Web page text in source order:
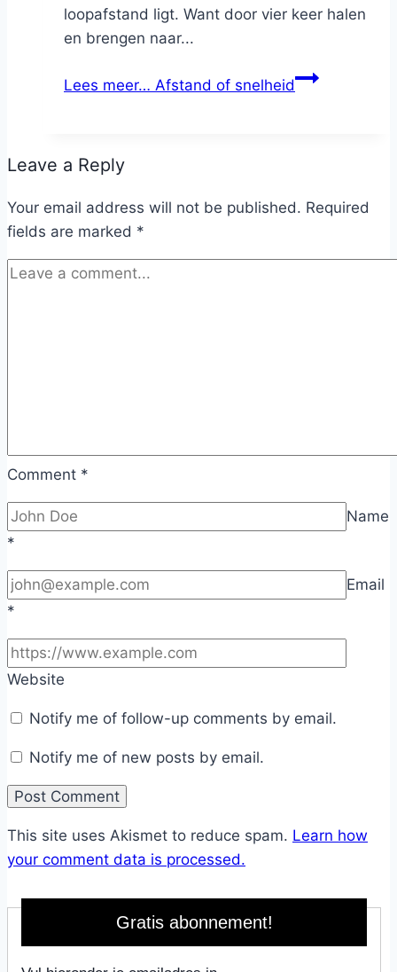
loopafstand ligt. Want door vier keer halen
en brengen naar...
Lees meer… Afstand of snelheid
Leave a Reply
Your email address will not be published. Required
fields are marked *
Comment *
Name
*
Email
*
Website
Notify me of follow-up comments by email.
Notify me of new posts by email.
This site uses Akismet to reduce spam. Learn how
your comment data is processed.
Gratis abonnement!